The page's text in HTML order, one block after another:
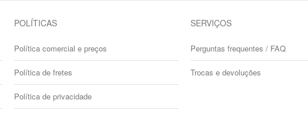
POLÍTICAS
Política comercial e preços
Política de fretes
Política de privacidade
SERVIÇOS
Perguntas frequentes / FAQ
Trocas e devoluções